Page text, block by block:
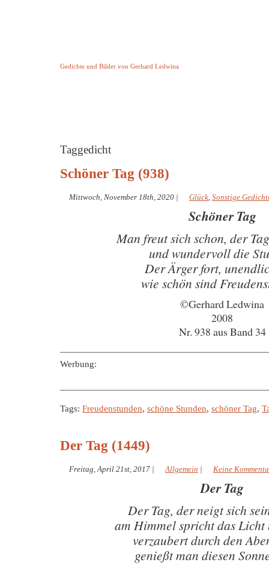
Gedichte und Bilder von Gerhard Ledwina
Taggedicht
Schöner Tag (938)
Mittwoch, November 18th, 2020 | Glück, Sonstige
Schöner Tag
Man freut sich schon, der
und wundervoll die
Der Ärger fort,
wie schön sind
©Gerhard Ledwina
2008
Nr. 938 aus Band 34
Werbung:
Tags: Freudenstunden, schöne Stunden, schöner Tag,
Der Tag (1449)
Freitag, April 21st, 2017 | Allgemein | Keine
Der Tag
Der Tag, der neigt sich
am Himmel spricht das Licht
verzaubert durch den
genießt man diesen